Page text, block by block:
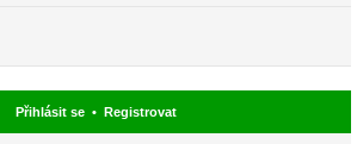
Přihlásit se• Registrovat